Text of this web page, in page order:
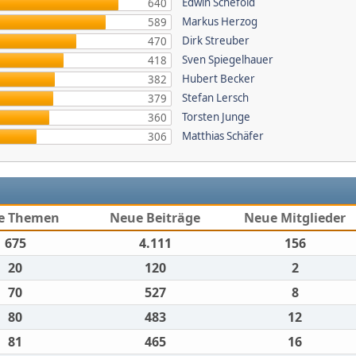
640
589
470
418
382
379
360
306
Markus Herzog
Dirk Streuber
Sven Spiegelhauer
Hubert Becker
Stefan Lersch
Torsten Junge
Matthias Schäfer
Themen Neue Beiträge
Neue Mitglieder
675
4.111
156
20
120
2
70
527
8
80
483
12
81
465 16